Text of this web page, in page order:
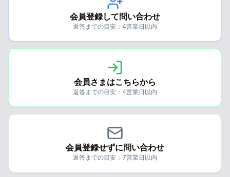
会員登録して問い合わせ
返答までの目安：4営業日以内
会員さまはこちらから
返答までの目安：4営業日以内
会員登録せずに問い合わせ
返答までの目安：7営業日以内